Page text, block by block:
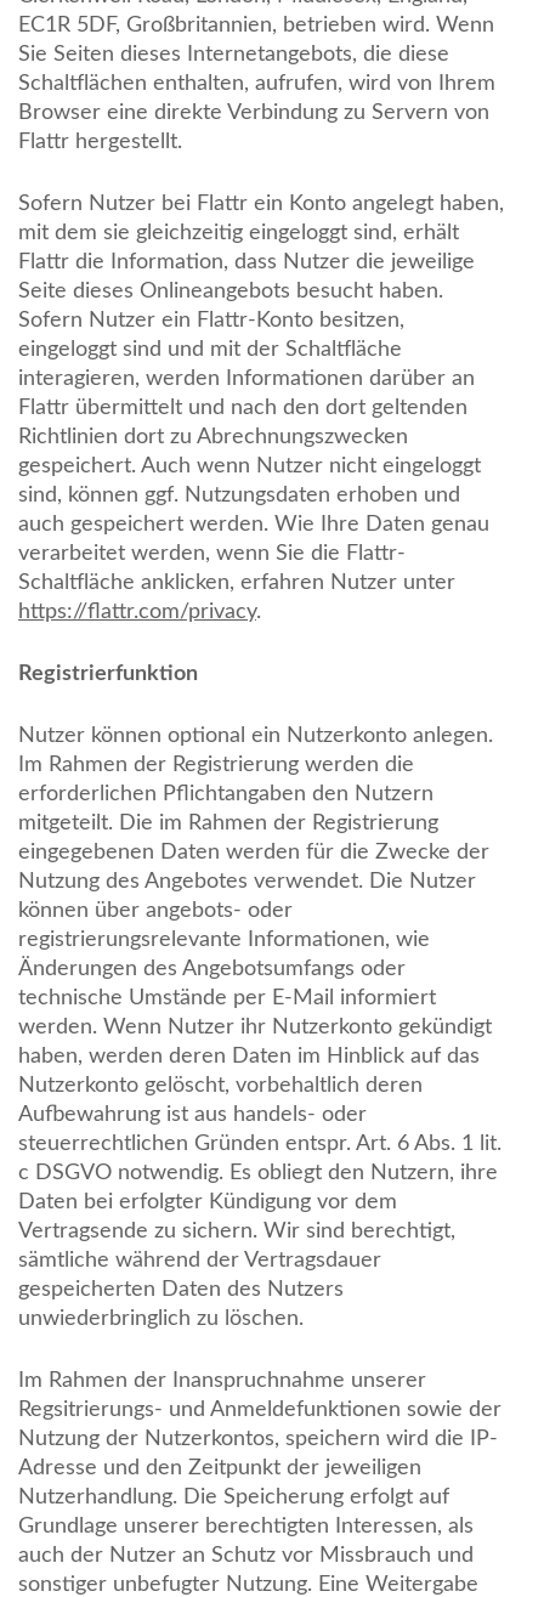
EC1R 5DF, Großbritannien, betrieben wird. Wenn
Sie Seiten dieses Internetangebots, die diese
Schaltflächen enthalten, aufrufen, wird von Ihrem
Browser eine direkte Verbindung zu Servern von
Flattr hergestellt.
Sofern Nutzer bei Flattr ein Konto angelegt haben,
mit dem sie gleichzeitig eingeloggt sind, erhält
Flattr die Information, dass Nutzer die jeweilige
Seite dieses Onlineangebots besucht haben.
Sofern Nutzer ein Flattr-Konto besitzen,
eingeloggt sind und mit der Schaltfläche
interagieren, werden Informationen darüber an
Flattr übermittelt und nach den dort geltenden
Richtlinien dort zu Abrechnungszwecken
gespeichert. Auch wenn Nutzer nicht eingeloggt
sind, können ggf. Nutzungsdaten erhoben und
auch gespeichert werden. Wie Ihre Daten genau
verarbeitet werden, wenn Sie die Flattr-
Schaltfläche anklicken, erfahren Nutzer unter
https://flattr.com/privacy.
Registrierfunktion
Nutzer können optional ein Nutzerkonto anlegen.
Im Rahmen der Registrierung werden die
erforderlichen Pflichtangaben den Nutzern
mitgeteilt. Die im Rahmen der Registrierung
eingegebenen Daten werden für die Zwecke der
Nutzung des Angebotes verwendet. Die Nutzer
können über angebots- oder
registrierungsrelevante Informationen, wie
Änderungen des Angebotsumfangs oder
technische Umstände per E-Mail informiert
werden. Wenn Nutzer ihr Nutzerkonto gekündigt
haben, werden deren Daten im Hinblick auf das
Nutzerkonto gelöscht, vorbehaltlich deren
Aufbewahrung ist aus handels- oder
steuerrechtlichen Gründen entspr. Art. 6 Abs. 1 lit.
c DSGVO notwendig. Es obliegt den Nutzern, ihre
Daten bei erfolgter Kündigung vor dem
Vertragsende zu sichern. Wir sind berechtigt,
sämtliche während der Vertragsdauer
gespeicherten Daten des Nutzers
unwiederbringlich zu löschen.
Im Rahmen der Inanspruchnahme unserer
Regsitrierungs- und Anmeldefunktionen sowie der
Nutzung der Nutzerkontos, speichern wird die IP-
Adresse und den Zeitpunkt der jeweiligen
Nutzerhandlung. Die Speicherung erfolgt auf
Grundlage unserer berechtigten Interessen, als
auch der Nutzer an Schutz vor Missbrauch und
sonstiger unbefugter Nutzung. Eine Weitergabe